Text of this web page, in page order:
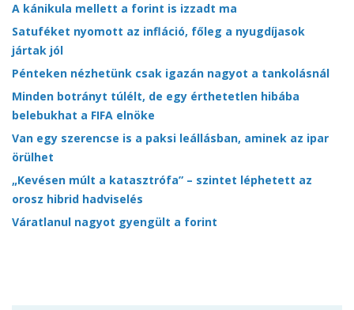
A kánikula mellett a forint is izzadt ma
Satuféket nyomott az infláció, főleg a nyugdíjasok
jártak jól
Pénteken nézhetünk csak igazán nagyot a tankolásnál
Minden botrányt túlélt, de egy érthetetlen hibába
belebukhat a FIFA elnöke
Van egy szerencse is a paksi leállásban, aminek az ipar
örülhet
„Kevésen múlt a katasztrófa” – szintet léphetett az
orosz hibrid hadviselés
Váratlanul nagyot gyengült a forint